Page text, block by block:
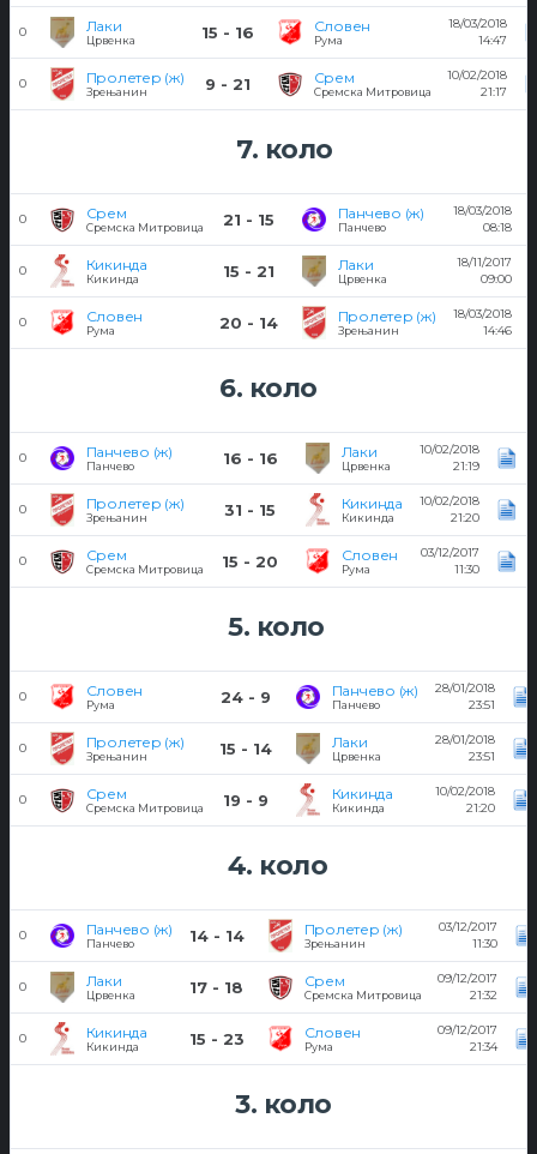
0 Лаки
Црвенка 15 - 16 Словен
Рума
18/03/2018
14:47
0 Пролетер (ж)
Зрењанин 9 - 21 Срем
Сремска Митровица
10/02/2018
21:17
7. коло
0 Срем
Сремска Митровица 21 - 15 Панчево (ж)
Панчево
18/03/2018
08:18
0 Кикинда
Кикинда 15 - 21 Лаки
Црвенка
18/11/2017
09:00
0 Словен
Рума 20 - 14 Пролетер (ж)
Зрењанин
18/03/2018
14:46
6. коло
0 Панчево (ж)
Панчево 16 - 16 Лаки
Црвенка
10/02/2018
21:19
0 Пролетер (ж)
Зрењанин 31 - 15 Кикинда
Кикинда
10/02/2018
21:20
0 Срем
Сремска Митровица 15 - 20 Словен
Рума
03/12/2017
11:30
5. коло
0 Словен
Рума 24 - 9 Панчево (ж)
Панчево
28/01/2018
23:51
0 Пролетер (ж)
Зрењанин 15 - 14 Лаки
Црвенка
28/01/2018
23:51
0 Срем
Сремска Митровица 19 - 9 Кикинда
Кикинда
10/02/2018
21:20
4. коло
0 Панчево (ж)
Панчево 14 - 14 Пролетер (ж)
Зрењанин
03/12/2017
11:30
0 Лаки
Црвенка 17 - 18 Срем
Сремска Митровица
09/12/2017
21:32
0 Кикинда
Кикинда 15 - 23 Словен
Рума
09/12/2017
21:34
3. коло